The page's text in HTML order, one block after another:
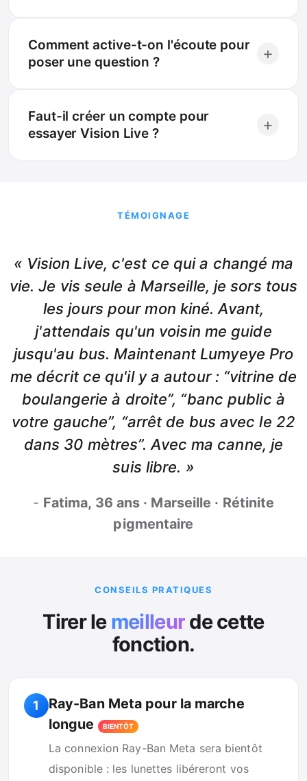
Comment active-t-on l'écoute pour
poser une question ?
+
Faut-il créer un compte pour
essayer Vision Live ?
+
TÉMOIGNAGE
« Vision Live, c'est ce qui a changé ma
vie. Je vis seule à Marseille, je sors tous
les jours pour mon kiné. Avant,
j'attendais qu'un voisin me guide
jusqu'au bus. Maintenant Lumyeye Pro
me décrit ce qu'il y a autour : “vitrine de
boulangerie à droite”, “banc public à
votre gauche”, “arrêt de bus avec le 22
dans 30 mètres”. Avec ma canne, je
suis libre. »
- Fatima, 36 ans · Marseille · Rétinite
pigmentaire
CONSEILS PRATIQUES
Tirer le meilleur de cette
fonction.
1
Ray-Ban Meta pour la marche
longue
BIENTÔT
La connexion Ray-Ban Meta sera bientôt
disponible : les lunettes libéreront vos